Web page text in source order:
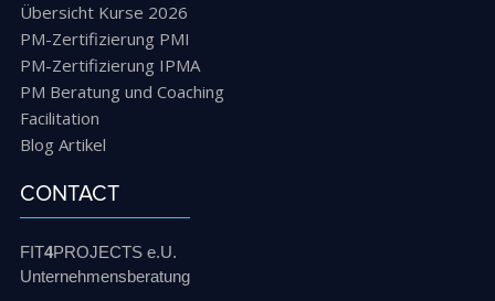
Übersicht Kurse 2026
PM-Zertifizierung PMI
PM-Zertifizierung IPMA
PM Beratung und Coaching
Facilitation
Blog Artikel
CONTACT
FIT4PROJECTS e.U.
Unternehmensberatung